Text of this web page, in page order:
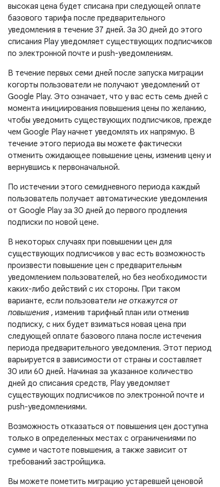
высокая цена будет списана при следующей оплате
базового тарифа после предварительного
уведомления в течение 37 дней. За 30 дней до этого
списания Play уведомляет существующих подписчиков
по электронной почте и push-уведомлениям.
В течение первых семи дней после запуска миграции
когорты пользователи не получают уведомлений от
Google Play. Это означает, что у вас есть семь дней с
момента инициирования повышения цены по желанию,
чтобы уведомить существующих подписчиков, прежде
чем Google Play начнет уведомлять их напрямую. В
течение этого периода вы можете фактически
отменить ожидающее повышение цены, изменив цену и
вернувшись к первоначальной.
По истечении этого семидневного периода каждый
пользователь получает автоматические уведомления
от Google Play за 30 дней до первого продления
подписки по новой цене.
В некоторых случаях при повышении цен для
существующих подписчиков у вас есть возможность
произвести повышение цен с предварительным
уведомлением пользователей, но без необходимости
каких-либо действий с их стороны. При таком
варианте, если пользователи не откажутся от
повышения , изменив тарифный план или отменив
подписку, с них будет взиматься новая цена при
следующей оплате базового плана после истечения
периода предварительного уведомления. Этот период
варьируется в зависимости от страны и составляет
30 или 60 дней. Начиная за указанное количество
дней до списания средств, Play уведомляет
существующих подписчиков по электронной почте и
push-уведомлениями.
Возможность отказаться от повышения цен доступна
только в определенных местах с ограничениями по
сумме и частоте повышения, а также зависит от
требований застройщика.
Вы можете пометить миграцию устаревшей ценовой